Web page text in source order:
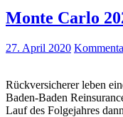
Monte Carlo
27. April 2020
Rückversicherer leben
Baden-Baden
Lauf des Folgejahres